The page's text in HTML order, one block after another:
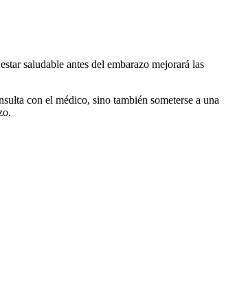
saludable antes del embarazo mejorará las
con el médico, sino también someterse a una